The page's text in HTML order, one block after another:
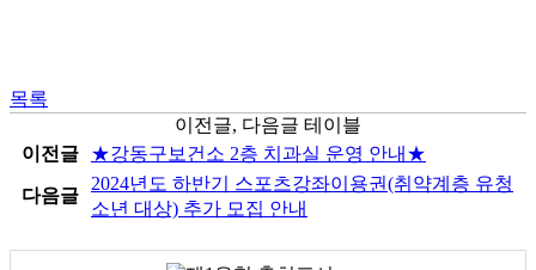
목록
이전글, 다음글 테이블
이전글
★강동구보건소 2층 치과실 운영 안내★
다음글
2024년도 하반기 스포츠강좌이용권(취약계층 유청
소년 대상) 추가 모집 안내